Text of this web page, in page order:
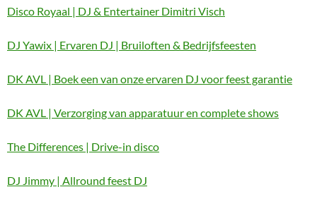
Disco Royaal | DJ & Entertainer Dimitri Visch
DJ Yawix | Ervaren DJ | Bruiloften & Bedrijfsfeesten
DK AVL | Boek een van onze ervaren DJ voor feest garantie
DK AVL | Verzorging van apparatuur en complete shows
The Differences | Drive-in disco
DJ Jimmy | Allround feest DJ